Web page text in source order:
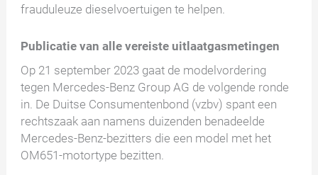
frauduleuze dieselvoertuigen te helpen.
Publicatie van alle vereiste uitlaatgasmetingen
Op 21 september 2023 gaat de modelvordering
tegen Mercedes-Benz Group AG de volgende ronde
in. De Duitse Consumentenbond (vzbv) spant een
rechtszaak aan namens duizenden benadeelde
Mercedes-Benz-bezitters die een model met het
OM651-motortype bezitten.